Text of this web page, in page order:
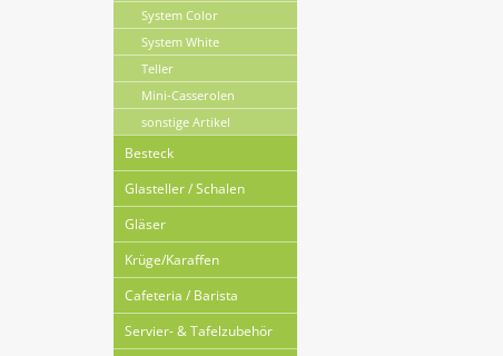
System Color
System White
Teller
Mini-Casserolen
sonstige Artikel
Besteck
Glasteller / Schalen
Gläser
Krüge/Karaffen
Cafeteria / Barista
Servier- & Tafelzubehör